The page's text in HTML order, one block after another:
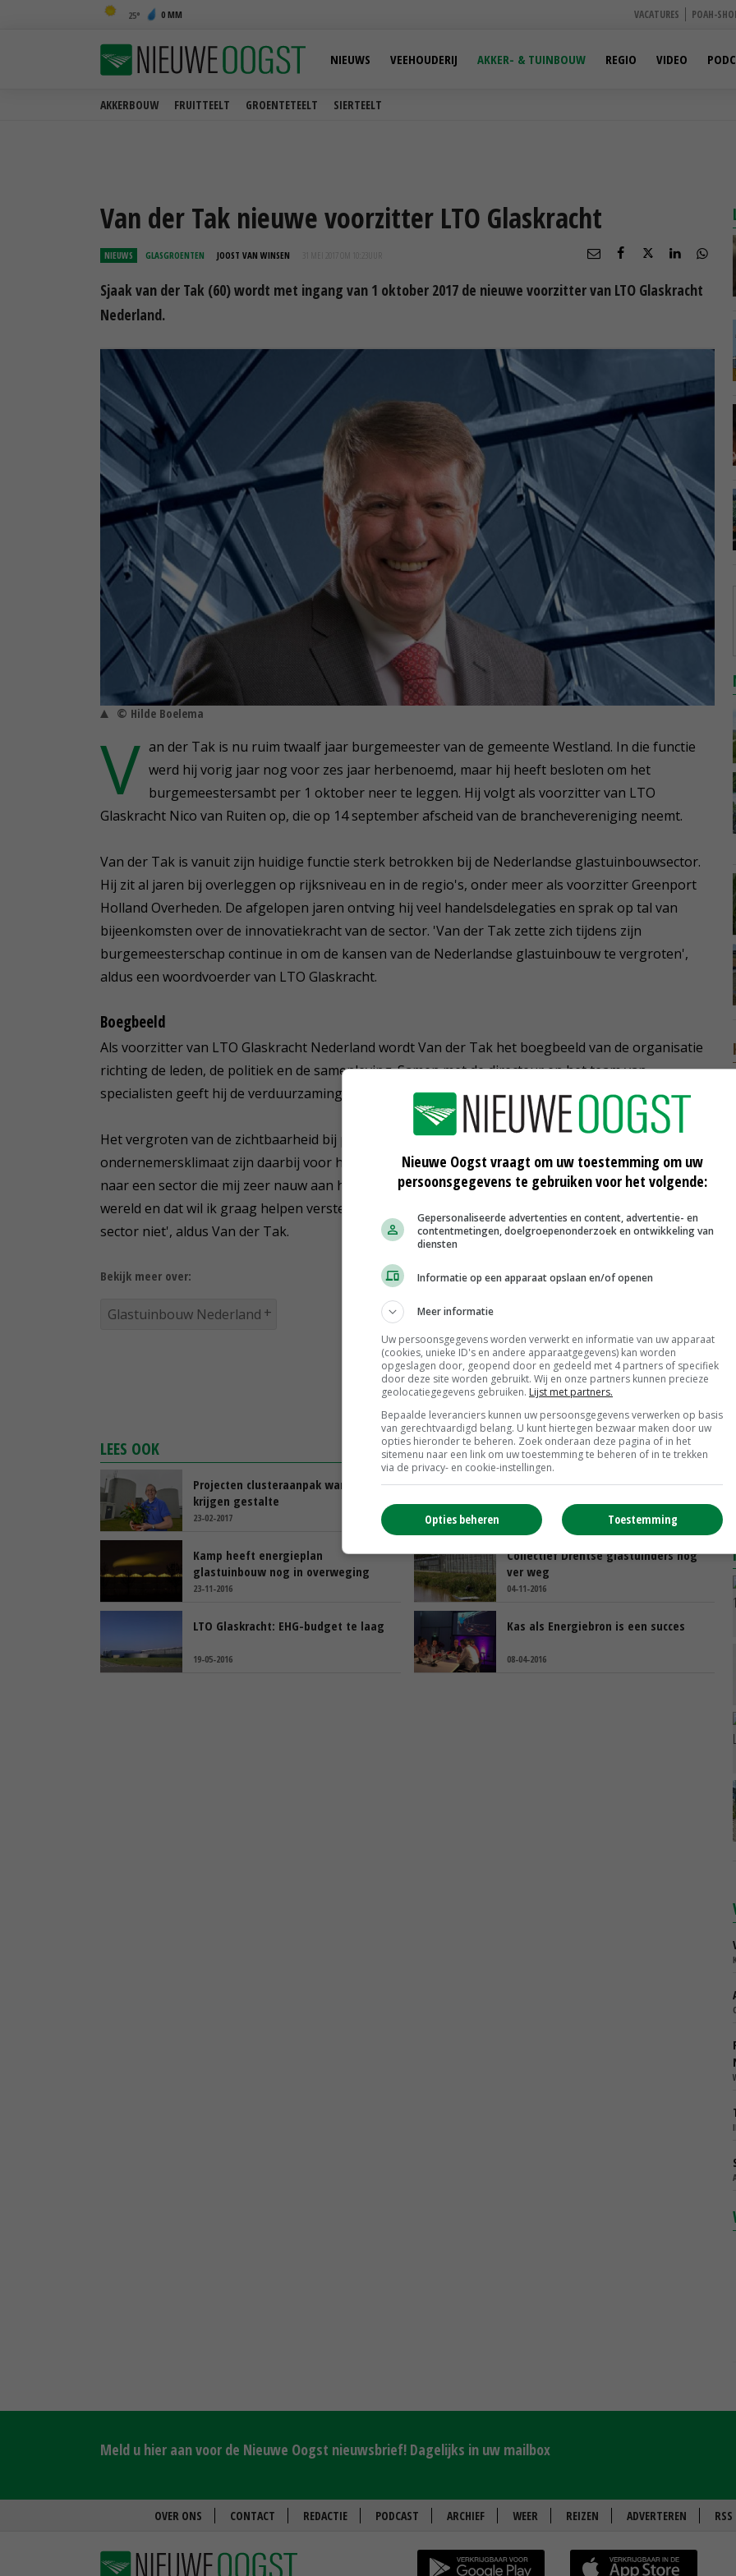
25 0 MM VACATURES POAH-
AKKERBOUW FRUITTEELT GROENTETEELT SIERTEELT
NIEUWS VEEHOUDERIJ AKKER- & TUINBOUW REGIO VIDEO
Van der Tak nieuwe voorzitter LTO Glaskracht
NIEUWS GLASGROENTEN JOOST VAN WINSEN 31 MEI 2017 OM 10:23
Sjaak van der Tak (60) wordt met ingang van 1 oktober 2017 de nieuwe voorzitter van LTO Glaskracht
Nederland.
© Hilde Boelema
V an der Tak is nu ruim twaalf jaar burgemeester van de gemeente Westland. In die functie
werd hij vorig jaar nog voor zes jaar herbenoemd, maar hij heeft besloten om het
burgemeestersambt per 1 oktober neer te leggen. Hij volgt als voorzitter van LTO
Glaskracht Nico van Ruiten op, die op 14 september afscheid van de branchevereniging neemt.
Van der Tak is vanuit zijn huidige functie sterk betrokken bij de Nederlandse glastuinbouwsector.
Hij zit al jaren bij overleggen op rijksniveau en in de regio's, onder meer als voorzitter Greenport
Holland Overheden. De afgelopen jaren ontving hij veel handelsdelegaties en sprak op tal van
bijeenkomsten over de innovatiekracht van de sector. 'Van der Tak zette zich tijdens zijn
burgemeesterschap continue in om de kansen van de Nederlandse glastuinbouw te vergroten',
aldus een woordvoerder van LTO Glaskracht.
Boegbeeld
Als voorzitter van LTO Glaskracht Nederland wordt Van der Tak het boegbeeld van de organisatie
richting de leden, de politiek en de samenleving. Samen met de directeur en het team van
specialisten geeft hij de verduurzaming en vergroening van de glastuinbouwsector verder gestalte.
Het vergroten van de zichtbaarheid bij politiek en samenleving en een financieel gezond
ondernemersklimaat zijn daarbij voor hem belangrijke uitgangspunten. 'Dit is een prachtige stap
naar een sector die mij zeer nauw aan het hart ligt. De Nederlandse glastuinbouw doet er toe in de
wereld en dat wil ik graag helpen versterken. Mijn functie verandert nu, maar mijn ambities voor de
sector niet', aldus Van der Tak.
Bekijk meer over:
Glastuinbouw Nederland
LEES OOK
Projecten clusteraanpak warmte
krijgen gestalte
23-02-2017
Nico van Ruiten stopt als voorman
LTO Glaskracht Nederland
11-01-2017
Kamp heeft energieplan
glastuinbouw nog in overweging
23-11-2016
Collectief Drentse glastuinders nog
ver weg
04-11-2016
LTO Glaskracht: EHG-budget te laag
19-05-2016
Kas als Energiebron is een succes
08-04-2016
Meld u hier aan voor de Nieuwe Oogst nieuwsbrief! Dagelijks in uw mailbox
OVER ONS CONTACT REDACTIE PODCAST ARCHIEF WEER REIZEN ADVERTEREN RSS
Nieuwe Oogst vraagt om uw toestemming om uw
persoonsgegevens te gebruiken voor het volgende:
Gepersonaliseerde advertenties en content, advertentie- en
contentmetingen, doelgroepenonderzoek en ontwikkeling van
diensten
Informatie op een apparaat opslaan en/of openen
Meer informatie
Uw persoonsgegevens worden verwerkt en informatie van uw apparaat
(cookies, unieke ID's en andere apparaatgegevens) kan worden
opgeslagen door, geopend door en gedeeld met 4 partners of specifiek
door deze site worden gebruikt. Wij en onze partners kunnen precieze
geolocatiegegevens gebruiken. Lijst met partners.
Bepaalde leveranciers kunnen uw persoonsgegevens verwerken op basis
van gerechtvaardigd belang. U kunt hiertegen bezwaar maken door uw
opties hieronder te beheren. Zoek onderaan deze pagina of in het
sitemenu naar een link om uw toestemming te beheren of in te trekken
via de privacy- en cookie-instellingen.
Toestemming
Opties beheren